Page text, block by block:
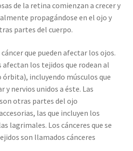
de la retina comienzan a crecer y
propagándose en el ojo y
partes del cuerpo.
que pueden afectar los ojos.
afectan los tejidos que rodean al
incluyendo músculos que
y nervios unidos a éste. Las
otras partes del ojo
las que incluyen los
lagrimales. Los cánceres que se
son llamados cánceres